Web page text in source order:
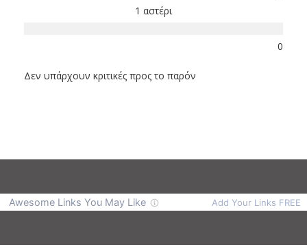
1 αστέρι
0
Δεν υπάρχουν κριτικές προς το παρόν